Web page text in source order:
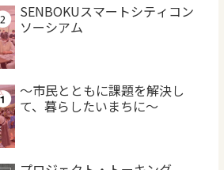
SENBOKUスマートシティコン
ソーシアム
～市民とともに課題を解決し
て、暮らしたいまちに～